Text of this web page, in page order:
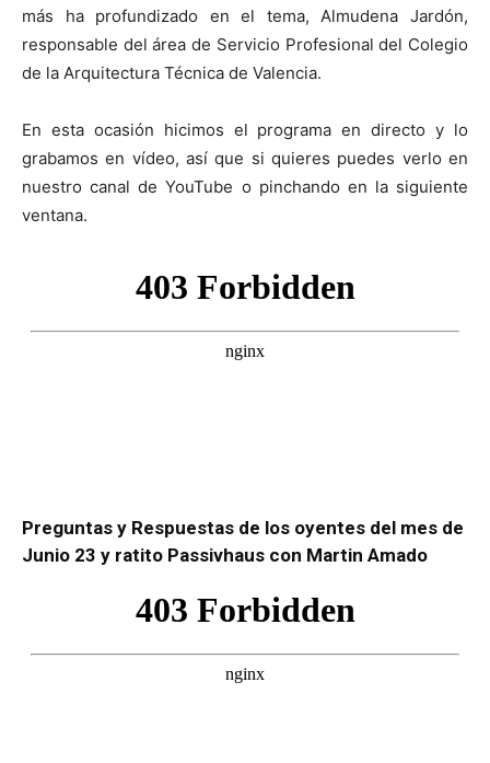
más ha profundizado en el tema, Almudena Jardón,
responsable del área de Servicio Profesional del Colegio
de la Arquitectura Técnica de Valencia.
En esta ocasión hicimos el programa en directo y lo
grabamos en vídeo, así que si quieres puedes verlo en
nuestro canal de YouTube o pinchando en la siguiente
ventana.
Preguntas y Respuestas de los oyentes del mes de
Junio 23 y ratito Passivhaus con Martin Amado